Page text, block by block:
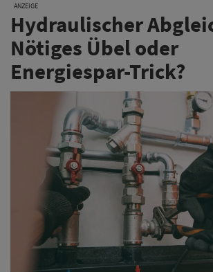
ANZEIGE
Hydraulischer
Nötiges Übel oder
Energiespar-Trick?